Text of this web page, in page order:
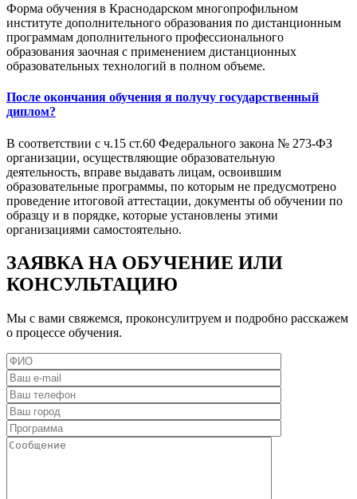
Форма обучения в Краснодарском многопрофильном
институте дополнительного образования по дистанционным
программам дополнительного профессионального
образования заочная с применением дистанционных
образовательных технологий в полном объеме.
После окончания обучения я получу государственный
диплом?
В соответствии с ч.15 ст.60 Федерального закона № 273-ФЗ
организации, осуществляющие образовательную
деятельность, вправе выдавать лицам, освоившим
образовательные программы, по которым не предусмотрено
проведение итоговой аттестации, документы об обучении по
образцу и в порядке, которые установлены этими
организациями самостоятельно.
ЗАЯВКА НА ОБУЧЕНИЕ ИЛИ
КОНСУЛЬТАЦИЮ
Мы с вами свяжемся, проконсулитруем и подробно расскажем
о процессе обучения.